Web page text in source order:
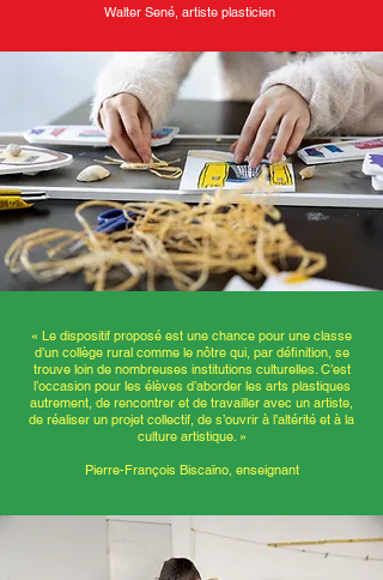
Walter Sené, artiste plasticien
« Le dispositif proposé est une chance pour une classe
d’un collège rural comme le nôtre qui, par déﬁnition, se
trouve loin de nombreuses institutions culturelles. C’est
l’occasion pour les élèves d’aborder les arts plastiques
autrement, de rencontrer et de travailler avec un artiste,
de réaliser un projet collectif, de s’ouvrir à l’altérité et à la
culture artistique. »
Pierre-François Biscaïno, enseignant